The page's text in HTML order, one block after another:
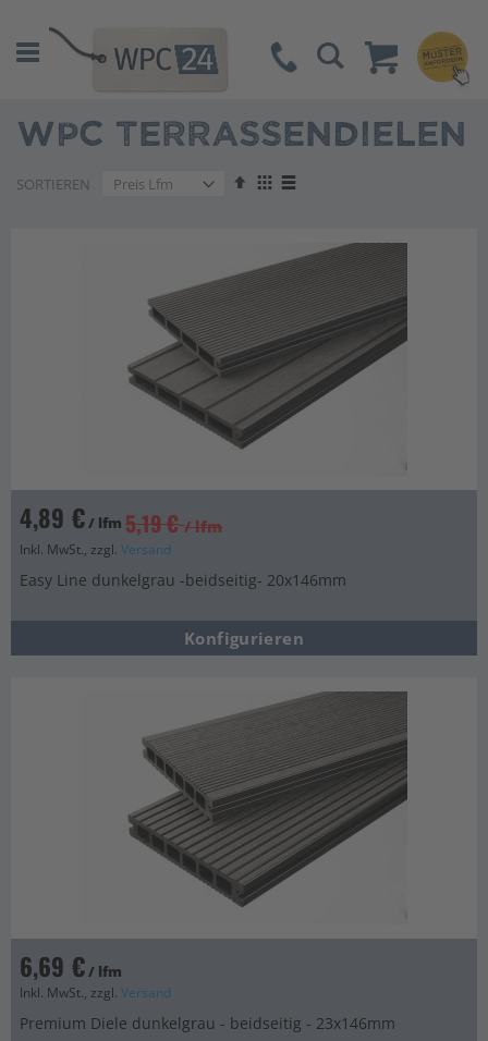
Suche
WPC TERRASSENDIELEN
SORTIEREN
AbsteigendAnzeigen
4,89 €/ lfm 5,19 € / lfm
Inkl. MwSt., zzgl. Versand
Easy Line dunkelgrau -beidseitig- 20x146mm
Konfigurieren
6,69 €/ lfm
Inkl. MwSt., zzgl. Versand
Premium Diele dunkelgrau - beidseitig - 23x146mm